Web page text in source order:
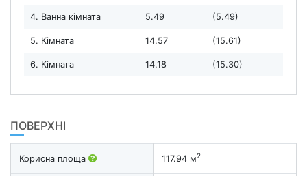
4. Ванна кімната 5.49 (5.49)
5. Кімната 14.57 (15.61)
6. Кімната 14.18 (15.30)
ПОВЕРХНІ
Корисна площа 117.94 м2